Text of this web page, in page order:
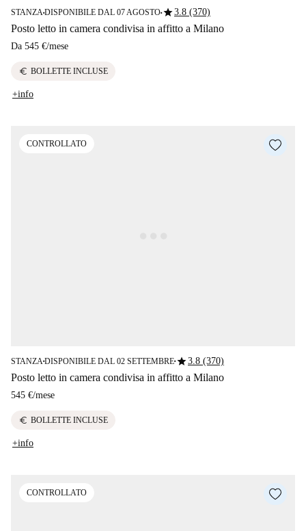
STANZA■DISPONIBILE DAL 07 AGOSTO■star3.8 (370)
Posto letto in camera condivisa in affitto a Milano
Da 545 €/mese
euro BOLLETTE INCLUSE
+info
CONTROLLATO
STANZA ■DISPONIBILE DAL 02 SETTEMBRE■star3.8 (370)
Posto letto in camera condivisa in affitto a Milano
545 €/mese
euro BOLLETTE INCLUSE
+info
CONTROLLATO